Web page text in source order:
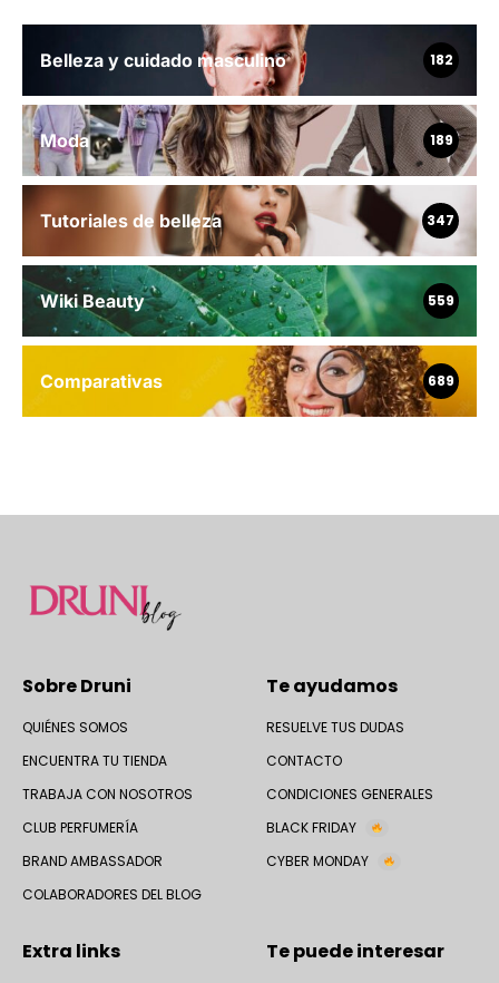
Belleza y cuidado masculino 182
Moda 189
Tutoriales de belleza 347
Wiki Beauty 559
Comparativas 689
Sobre Druni
QUIÉNES SOMOS
ENCUENTRA TU TIENDA
TRABAJA CON NOSOTROS
CLUB PERFUMERÍA
BRAND AMBASSADOR
COLABORADORES DEL BLOG
Te ayudamos
RESUELVE TUS DUDAS
CONTACTO
CONDICIONES GENERALES
BLACK FRIDAY
CYBER MONDAY
Extra links Te puede interesar